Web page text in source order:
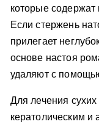
которые
Если стержень
прилегает
основе настоя
удаляют с
Для лечения
кератолическим и